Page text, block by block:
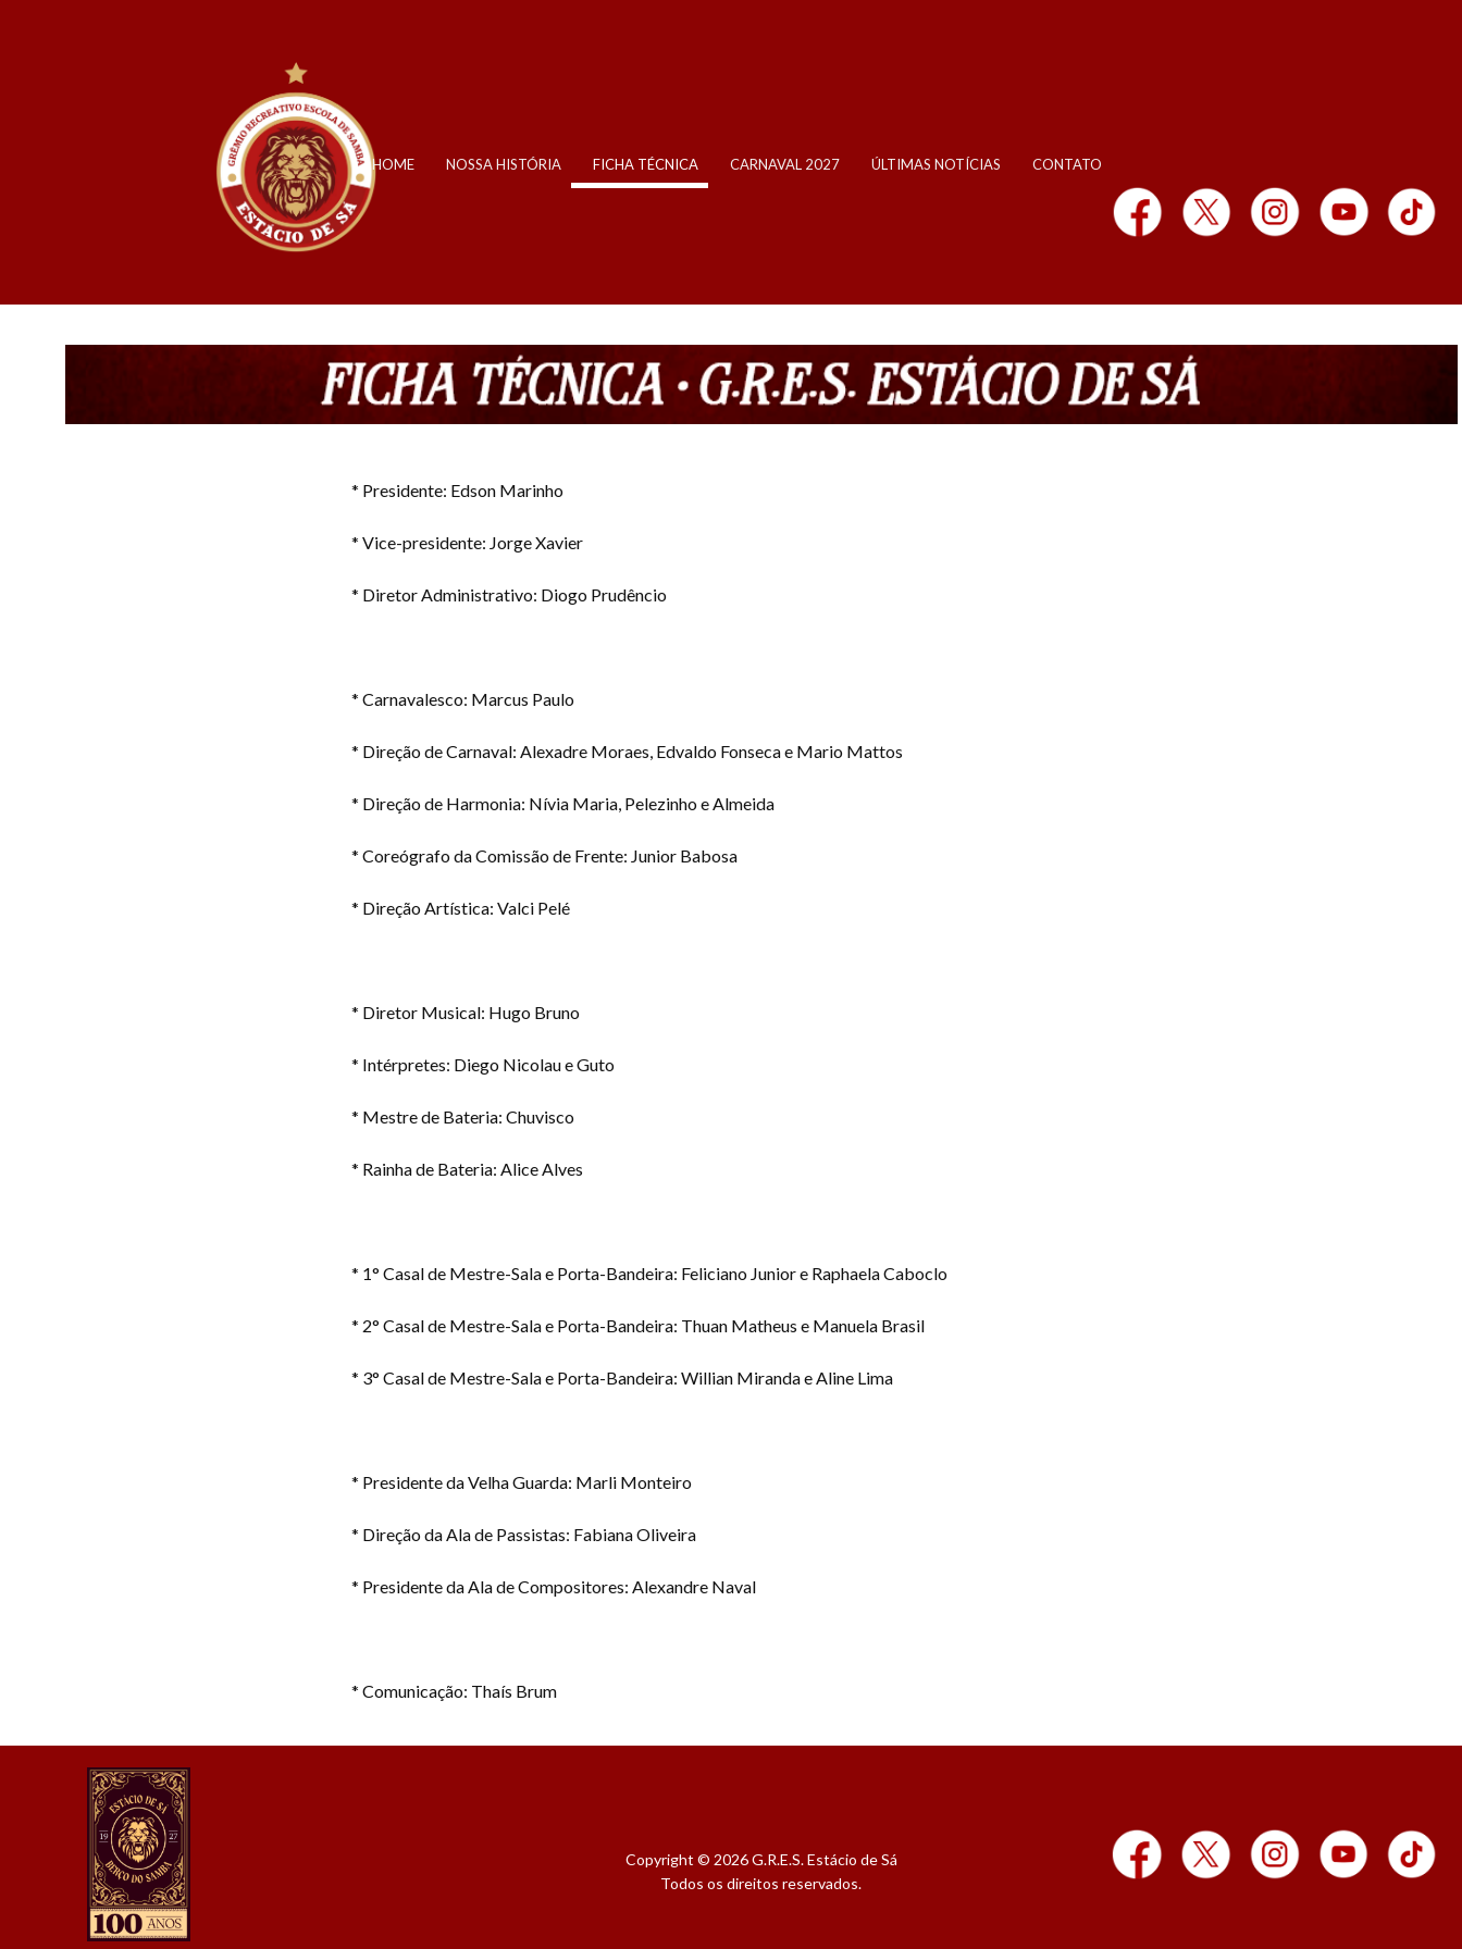
HOME NOSSA HISTÓRIA FICHA TÉCNICA CARNAVAL 2027 ÚLTIMAS NOTÍCIAS CONTATO
* Presidente: Edson Marinho
* Vice-presidente: Jorge Xavier
* Diretor Administrativo: Diogo Prudêncio
* Carnavalesco: Marcus Paulo
* Direção de Carnaval: Alexadre Moraes, Edvaldo Fonseca e Mario Mattos
* Direção de Harmonia: Nívia Maria, Pelezinho e Almeida
* Coreógrafo da Comissão de Frente: Junior Babosa
* ⁠Direção Artística: Valci Pelé
* Diretor Musical: Hugo Bruno
* ⁠Intérpretes: Diego Nicolau e Guto
* Mestre de Bateria: Chuvisco
* Rainha de Bateria: Alice Alves
* 1° Casal de Mestre-Sala e Porta-Bandeira: Feliciano Junior e Raphaela Caboclo
* 2° Casal de Mestre-Sala e Porta-Bandeira: Thuan Matheus e Manuela Brasil
* 3° Casal de Mestre-Sala e Porta-Bandeira: Willian Miranda e Aline Lima
* Presidente da Velha Guarda: Marli Monteiro
* Direção da Ala de Passistas: Fabiana Oliveira
* Presidente da Ala de Compositores: Alexandre Naval
* Comunicação: Thaís Brum
Copyright © 2026 G.R.E.S. Estácio de Sá
Todos os direitos reservados.